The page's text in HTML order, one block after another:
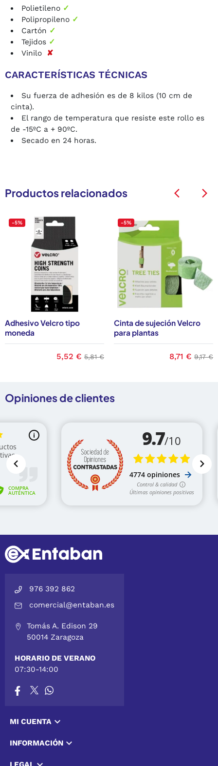
Polietileno ✓
Polipropileno ✓
Cartón ✓
Tejidos ✓
Vinilo
✘
CARACTERÍSTICAS TÉCNICAS
Su fuerza de adhesión es de 8 kilos (10 cm de
cinta).
El rango de temperatura que resiste este rollo es
de -15ºC a + 90ºC.
Secado en 24 horas.
Productos relacionados
Adhesivo Velcro tipo
moneda
-5%
Precio
5,52 € Precio base
5,81 €
Cinta de sujeción Velcro
para plantas
-5%
Precio
8,71 € 9,17 €
arrow_back_ios arrow_back_ios
Opiniones de clientes
976 392 862
comercial@entaban.es
Tomás A. Edison 29
50014 Zaragoza
HORARIO DE VERANO
07:30-14:00
MI CUENTA 
INFORMACIÓN 